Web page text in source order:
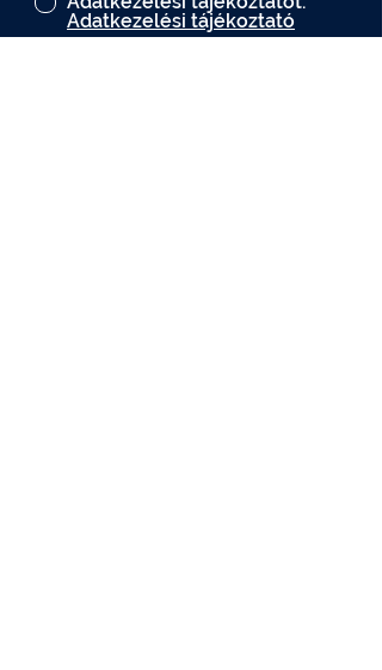
Adatkezelési tájékoztató